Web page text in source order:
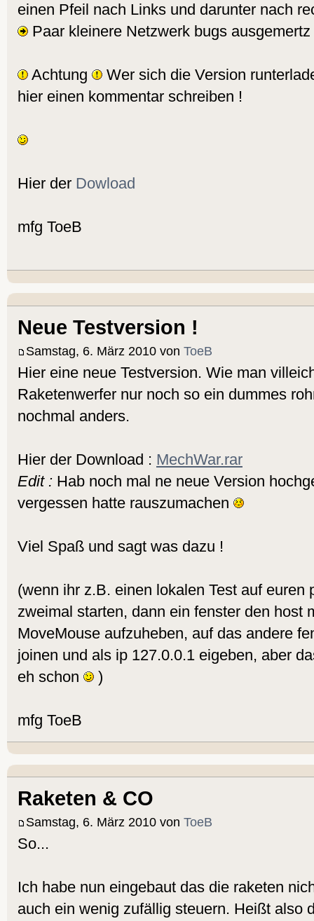
einen Pfeil nach Links und darunter nach
Paar kleinere Netzwerk bugs ausgemertz
Achtung
Wer sich die Version
hier einen kommentar schreiben !
Hier der Dowload
mfg ToeB
Neue Testversion !
Samstag, 6. März 2010 von ToeB
Hier eine neue Testversion. Wie man
Raketenwerfer nur noch so ein dummes
nochmal anders.
Hier der Download : MechWar.rar
Edit : Hab noch mal ne neue Version
vergessen hatte rauszumachen
Viel Spaß und sagt was dazu !
(wenn ihr z.B. einen lokalen Test auf euren
zweimal starten, dann ein fenster den host
MoveMouse aufzuheben, auf das andere
joinen und als ip 127.0.0.1 eigeben, aber
eh schon
)
mfg ToeB
Raketen & CO
Samstag, 6. März 2010 von ToeB
So...
Ich habe nun eingebaut das die raketen
auch ein wenig zufällig steuern. Heißt also